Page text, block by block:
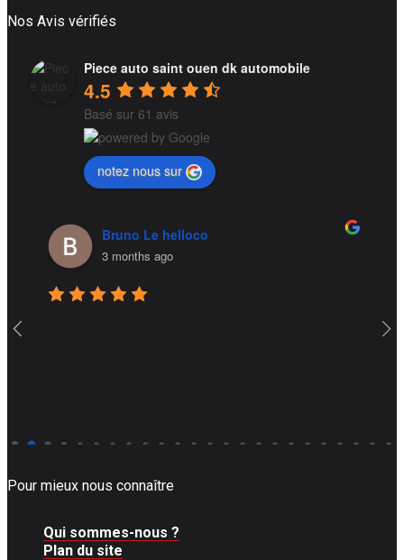
Pour mieux nous connaître
Qui sommes-nous ?
Plan du site
Nos Avis vérifiés
Piece auto saint ouen dk automobile
4.5
Basé sur 61 avis
notez nous sur
Le helloco
ago
Stéphane